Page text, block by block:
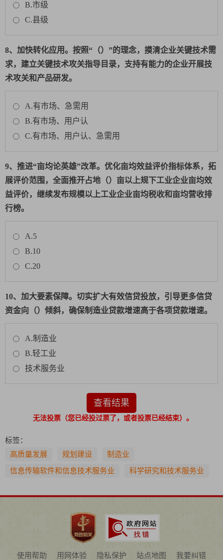
B.市级
C.县级
8、加快转化应用。按照“（）”的理念，摸清企业关键技术需
求，建立关键技术攻关指导目录，支持有能力的企业开展技
术攻关和产品研发。
A.有市场、急需用
B.有市场、用户认
C.有市场、用户认、急需用
9、推进“亩均论英雄”改革。优化亩均效益评价指标体系，拓
展评价范围，全面推开占地（）亩以上规下工业企业亩均效
益评价，继续发布规模以上工业企业亩均税收和亩均营收排
行榜。
A.5
B.10
C.20
10、加大要素保障。切实扩大有效信贷投放，引导更多信贷
资金向（）倾斜，确保制造业贷款增速高于各项贷款增速。
A.制造业
B.轻工业
技术服务业
查看结果
无法投票（您已经投过票了，或者投票已经结束）。
标签：
高质量发展
规划建设 制造业
信息传输软件和信息技术服务业 科学研究和技术服务业
使用帮助 用网体验 隐私保护 站点地图 我要纠错